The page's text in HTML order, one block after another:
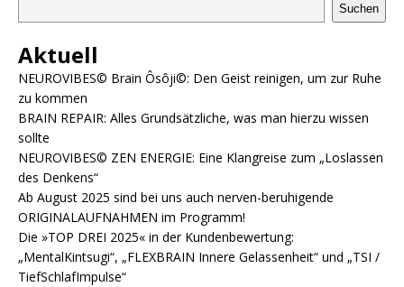
Suchen
Aktuell
NEUROVIBES© Brain Ôsôji©: Den Geist reinigen, um zur Ruhe
zu kommen
BRAIN REPAIR: Alles Grundsätzliche, was man hierzu wissen
sollte
NEUROVIBES© ZEN ENERGIE: Eine Klangreise zum „Loslassen
des Denkens“
Ab August 2025 sind bei uns auch nerven-beruhigende
ORIGINALAUFNAHMEN im Programm!
Die »TOP DREI 2025« in der Kundenbewertung:
„MentalKintsugi“, „FLEXBRAIN Innere Gelassenheit“ und „TSI /
TiefSchlafImpulse“